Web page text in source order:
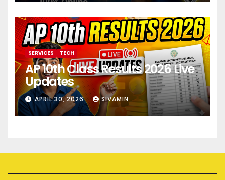
SERVICES TECH
AP 10th Class Results 2026 Live
Updates
APRIL 30, 2026 SIVAMIN